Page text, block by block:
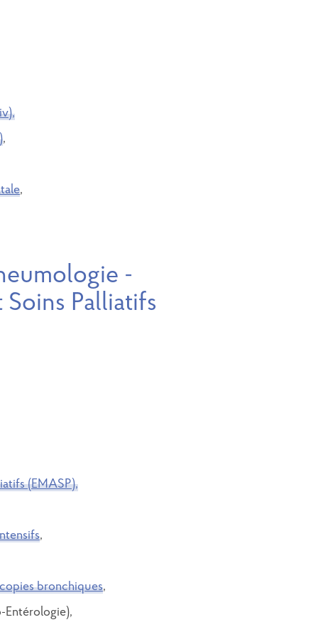
,
,
-
Palliatifs
(EMASP),
,
bronchiques,
Entérologie),